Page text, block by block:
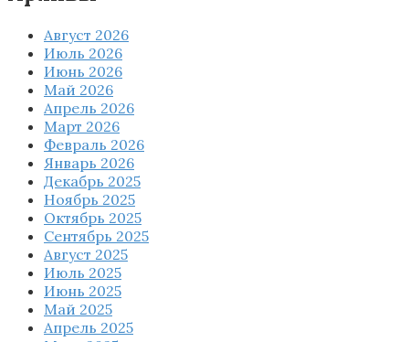
Август 2026
Июль 2026
Июнь 2026
Май 2026
Апрель 2026
Март 2026
Февраль 2026
Январь 2026
Декабрь 2025
Ноябрь 2025
Октябрь 2025
Сентябрь 2025
Август 2025
Июль 2025
Июнь 2025
Май 2025
Апрель 2025